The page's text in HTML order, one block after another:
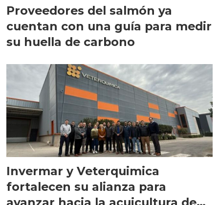
Proveedores del salmón ya
cuentan con una guía para medir
su huella de carbono
Invermar y Veterquimica
fortalecen su alianza para
avanzar hacia la acuicultura de